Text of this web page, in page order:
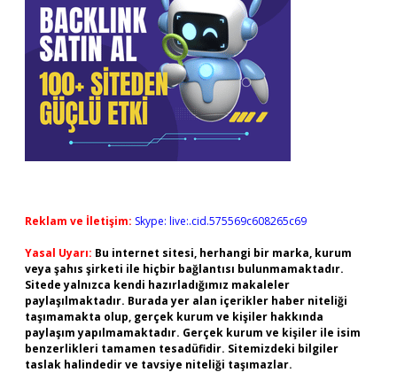
Reklam ve İletişim: Skype: live:.cid.575569c608265c69
Yasal Uyarı: Bu internet sitesi, herhangi bir marka, kurum
veya şahıs şirketi ile hiçbir bağlantısı bulunmamaktadır.
Sitede yalnızca kendi hazırladığımız makaleler
paylaşılmaktadır. Burada yer alan içerikler haber niteliği
taşımamakta olup, gerçek kurum ve kişiler hakkında
paylaşım yapılmamaktadır. Gerçek kurum ve kişiler ile isim
benzerlikleri tamamen tesadüfidir. Sitemizdeki bilgiler
taslak halindedir ve tavsiye niteliği taşımazlar.